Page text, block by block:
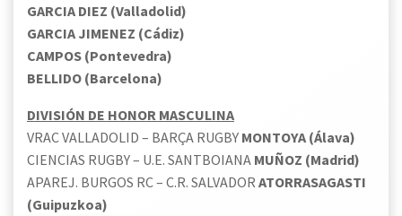
GARCIA DIEZ (Valladolid)
GARCIA JIMENEZ (Cádiz)
CAMPOS (Pontevedra)
BELLIDO (Barcelona)
DIVISIÓN DE HONOR MASCULINA
VRAC VALLADOLID – BARÇA RUGBY MONTOYA (Álava)
CIENCIAS RUGBY – U.E. SANTBOIANA MUÑOZ (Madrid)
APAREJ. BURGOS RC – C.R. SALVADOR ATORRASAGASTI
(Guipuzkoa)